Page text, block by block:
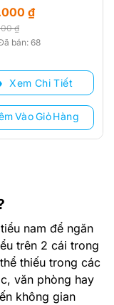
nam để ngăn
trên 2 cái trong
thiếu trong các
văn phòng hay
không gian
₫
₫.
₫
₫.
bán: 68
Xem Chi Tiết
Vào Giỏ Hàng